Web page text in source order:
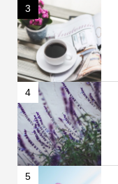
3
4
5